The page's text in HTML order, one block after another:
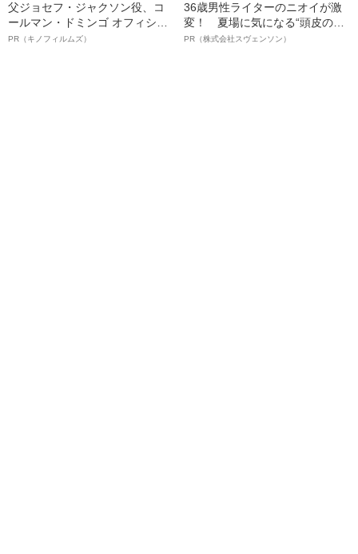
父ジョセフ・ジャクソン役、コ
ールマン・ドミンゴ オフィシャ
ルインタビュー“観客を魅了した
PR（キノフィルムズ）
36歳男性ライターのニオイが激
変！ 夏場に気になる“頭皮のニ
オイ”や“ベタつき”を解消す
PR（株式会社スヴェンソン）